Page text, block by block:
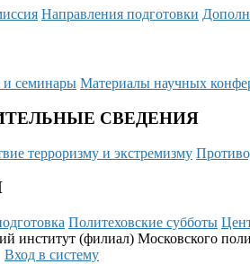
Направления подготовки
семинары Материалы научных
СВЕДЕНИЯ
терроризму и экстремизму
Политеховские субботы
институт (филиал) Московского
Вход в систему